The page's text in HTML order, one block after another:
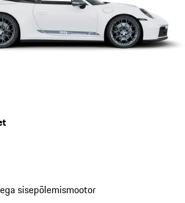
sisepõlemismootor